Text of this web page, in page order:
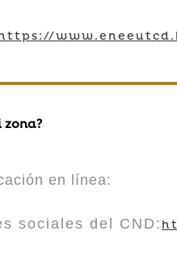
en línea:
del CND: